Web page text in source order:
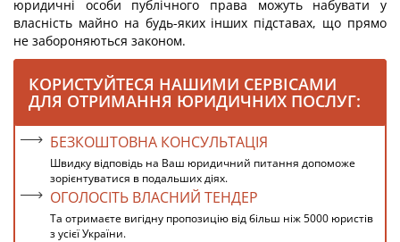
юридичні особи публічного права можуть набувати у
власність майно на будь-яких інших підставах, що прямо
не забороняються законом.
КОРИСТУЙТЕСЯ НАШИМИ СЕРВІСАМИ
ДЛЯ ОТРИМАННЯ ЮРИДИЧНИХ ПОСЛУГ:
БЕЗКОШТОВНА КОНСУЛЬТАЦІЯ
Швидку відповідь на Ваш юридичний питання допоможе
зорієнтуватися в подальших діях.
ОГОЛОСІТЬ ВЛАСНИЙ ТЕНДЕР
Та отримаєте вигідну пропозицію від більш ніж 5000 юристів
з усієї України.